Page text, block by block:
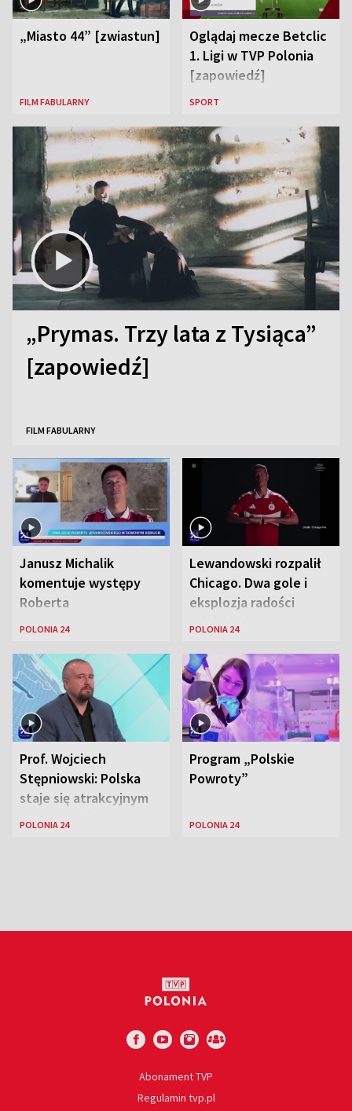
„Miasto 44” [zwiastun]
FILM FABULARNY
Oglądaj mecze Betclic
1. Ligi w TVP Polonia
[zapowiedź]
SPORT
„Prymas. Trzy lata z Tysiąca”
[zapowiedź]
FILM FABULARNY
Janusz Michalik
komentuje występy
Roberta
Lewandowskiego w
Zjednoczonych
POLONIA 24
Lewandowski rozpalił
Chicago. Dwa gole i
eksplozja radości
wśród Polonii
POLONIA 24
Prof. Wojciech
Stępniowski: Polska
staje się atrakcyjnym
miejscem dla
POLONIA 24
Program „Polskie
Powroty”
POLONIA 24
Abonament TVP
Regulamin tvp.pl